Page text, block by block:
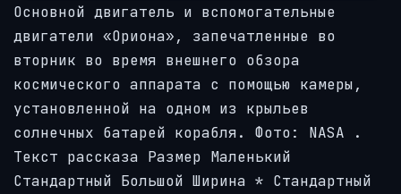
Основной двигатель и вспомогательные
двигатели «Ориона», запечатленные во
вторник во время внешнего обзора
космического аппарата с помощью камеры,
установленной на одном из крыльев
солнечных батарей корабля. Фото: NASA
.
Текст рассказа Размер Маленький
Стандартный Большой Ширина * Стандартный